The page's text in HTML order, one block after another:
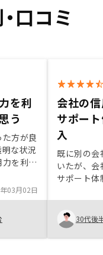
口コミ
を利
う
方が良
な状況
を利用
細かい金
り、も
る部分
03月02日
会社の信
サポー
入
既に別の会
いたが、会
サポート体
決めまし
クがあると
件の選定
私はリスク
この辺りは
30代後